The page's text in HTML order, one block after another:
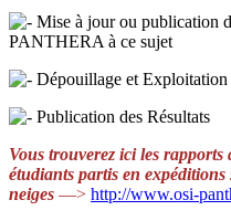
Mise à jour ou publication
PANTHERA à ce sujet
Dépouillage et Exploitation
Publication des Résultats
Vous trouverez ici les rapports
étudiants partis en
neiges —> http://www.osi-